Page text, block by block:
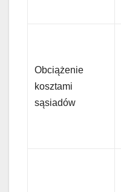
Obciążenie
kosztami
sąsiadów